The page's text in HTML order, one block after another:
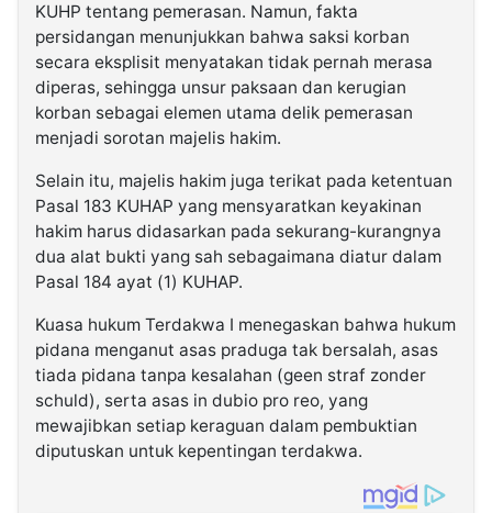
KUHP tentang pemerasan. Namun, fakta
persidangan menunjukkan bahwa saksi korban
secara eksplisit menyatakan tidak pernah merasa
diperas, sehingga unsur paksaan dan kerugian
korban sebagai elemen utama delik pemerasan
menjadi sorotan majelis hakim.
Selain itu, majelis hakim juga terikat pada ketentuan
Pasal 183 KUHAP yang mensyaratkan keyakinan
hakim harus didasarkan pada sekurang-kurangnya
dua alat bukti yang sah sebagaimana diatur dalam
Pasal 184 ayat (1) KUHAP.
Kuasa hukum Terdakwa I menegaskan bahwa hukum
pidana menganut asas praduga tak bersalah, asas
tiada pidana tanpa kesalahan (geen straf zonder
schuld), serta asas in dubio pro reo, yang
mewajibkan setiap keraguan dalam pembuktian
diputuskan untuk kepentingan terdakwa.